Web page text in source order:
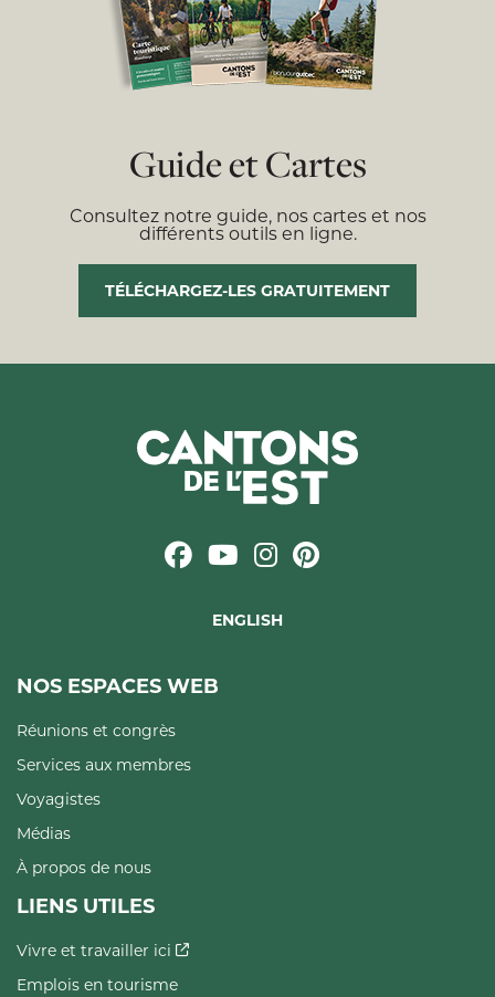
Guide et Cartes
Consultez notre guide, nos cartes et nos
différents outils en ligne.
TÉLÉCHARGEZ-LES GRATUITEMENT
ENGLISH
NOS ESPACES WEB
Réunions et congrès
Services aux membres
Voyagistes
Médias
À propos de nous
LIENS UTILES
Vivre et travailler ici
Emplois en tourisme